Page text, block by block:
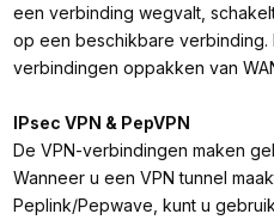
een verbinding wegvalt,
op een beschikbare verbinding.
verbindingen oppakken van
IPsec VPN & PepVPN
De VPN-verbindingen maken
Wanneer u een VPN tunnel
Peplink/Pepwave, kunt u